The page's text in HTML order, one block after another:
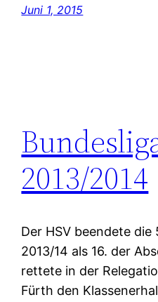
Juni 1, 2015
2013/2014
Der HSV beendete die
2013/14 als 16. der
rettete in der
Fürth den